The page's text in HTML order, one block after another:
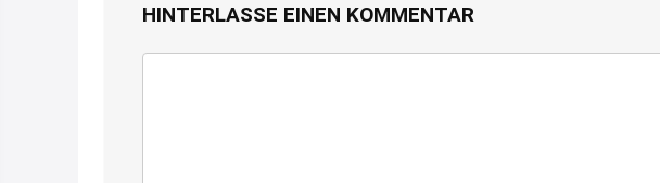
HINTERLASSE EINEN KOMMENTAR